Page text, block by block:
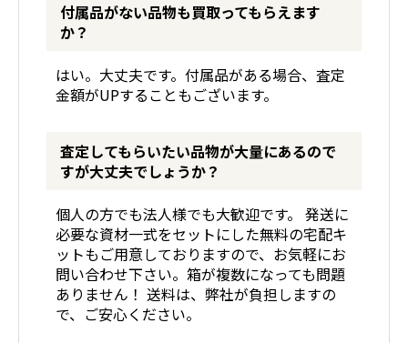
付属品がない品物も買取ってもらえます
か？
はい。大丈夫です。付属品がある場合、査定
金額がUPすることもございます。
査定してもらいたい品物が大量にあるので
すが大丈夫でしょうか？
個人の方でも法人様でも大歓迎です。 発送に
必要な資材一式をセットにした無料の宅配キ
ットもご用意しておりますので、お気軽にお
問い合わせ下さい。箱が複数になっても問題
ありません！ 送料は、弊社が負担しますの
で、ご安心ください。